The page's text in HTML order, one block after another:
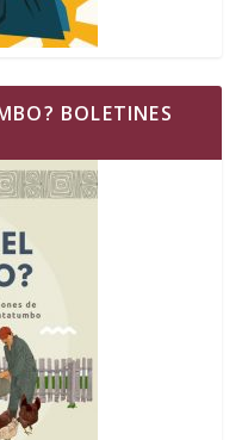
BOLETINES